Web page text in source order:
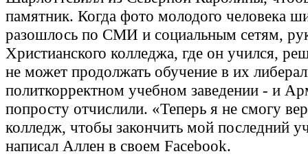
памятник. Когда фото молодого человека
разошлось по СМИ и социальным сетям,
Христианского колледжа, где он учился,
не может продолжать обучение в их
политкорректном учебном заведении - и
попросту отчислили. «Теперь я не смогу
колледж, чтобы закончить мой последний
написал Аллен в своем Facebook.